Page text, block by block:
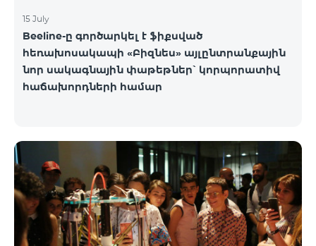
15 July
Beeline-ը գործարկել է ֆիքսված
հեռախոսակապի «Բիզնես» այլընտրանքային
նոր սակագնային փաթեթներ՝ կորպորատիվ
հաճախորդների համար